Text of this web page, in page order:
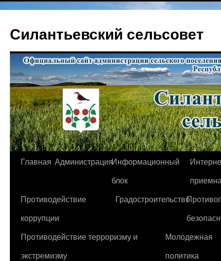
содержимому
Силантьевский сельсовет
Главная АдминистрацияИнформационный
блок
Противодействие
коррупции
Градостроительство
Противодействие терроризму и
экстремизму
Молодежная
политика